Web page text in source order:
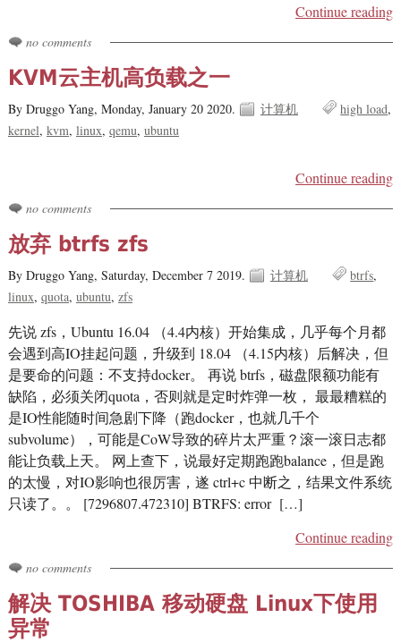
Continue reading
no comments
KVM云主机高负载之一
By Druggo Yang, Monday, January 20 2020. 计算机
high load
kernel kvm linux qemu ubuntu
Continue reading
no comments
放弃 btrfs zfs
By Druggo Yang, Saturday, December 7 2019. 计算机
btrfs
linux quota ubuntu zfs
先说 zfs，Ubuntu 16.04 （4.4内核）开始集成，几乎每个月都
会遇到高IO挂起问题，升级到 18.04 （4.15内核）后解决，但
是要命的问题：不支持docker。 再说 btrfs，磁盘限额功能有
缺陷，必须关闭quota，否则就是定时炸弹一枚， 最最糟糕的
是IO性能随时间急剧下降（跑docker，也就几千个
subvolume），可能是CoW导致的碎片太严重？滚一滚日志都
能让负载上天。 网上查下，说最好定期跑跑balance，但是跑
的太慢，对IO影响也很厉害，遂 ctrl+c 中断之，结果文件系统
只读了。。 [7296807.472310] BTRFS: error […]
Continue reading
no comments
解决 TOSHIBA 移动硬盘 Linux下使用
异常